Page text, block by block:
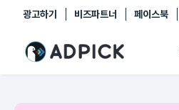
광고하기 비즈파트너 페이스북